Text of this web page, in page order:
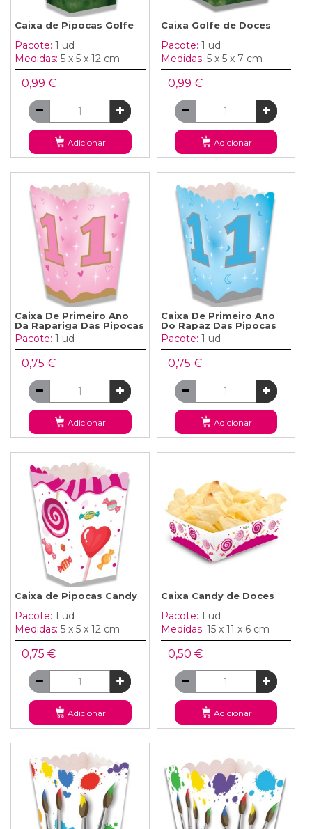
Caixa de Pipocas Golfe
Pacote: 1 ud
Medidas: 5 x 5 x 12 cm
0,99 €
Adicionar
Caixa Golfe de Doces
Pacote: 1 ud
Medidas: 5 x 5 x 7 cm
0,99 €
Adicionar
Caixa De Primeiro Ano
Da Rapariga Das Pipocas
Pacote: 1 ud
0,75 €
Adicionar
Caixa De Primeiro Ano
Do Rapaz Das Pipocas
Pacote: 1 ud
0,75 €
Adicionar
Caixa de Pipocas Candy
Pacote: 1 ud
Medidas: 5 x 5 x 12 cm
0,75 €
Adicionar
Caixa Candy de Doces
Pacote: 1 ud
Medidas: 15 x 11 x 6 cm
0,50 €
Adicionar